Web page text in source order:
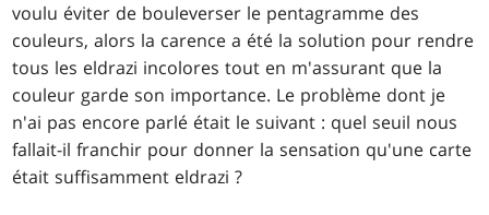
voulu éviter de bouleverser le pentagramme des
couleurs, alors la carence a été la solution pour rendre
tous les eldrazi incolores tout en m'assurant que la
couleur garde son importance. Le problème dont je
n'ai pas encore parlé était le suivant : quel seuil nous
fallait-il franchir pour donner la sensation qu'une carte
était suffisamment eldrazi ?